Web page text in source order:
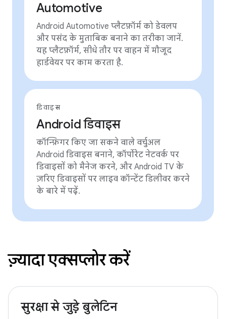
Automotive
Android Automotive प्लैटफ़ॉर्म को डेवलप
और पसंद के मुताबिक बनाने का तरीका जानें.
यह प्लैटफ़ॉर्म, सीधे तौर पर वाहन में मौजूद
हार्डवेयर पर काम करता है.
डिवाइस
Android डिवाइस
कॉन्फ़िगर किए जा सकने वाले वर्चुअल
Android डिवाइस बनाने, कॉर्पोरेट नेटवर्क पर
डिवाइसों को मैनेज करने, और Android TV के
ज़रिए डिवाइसों पर लाइव कॉन्टेंट डिलीवर करने
के बारे में पढ़ें.
ज़्यादा एक्सप्लोर करें
सुरक्षा से जुड़े बुलेटिन